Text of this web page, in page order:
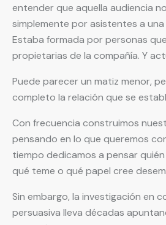
entender que aquella audiencia
simplemente por asistentes a una
Estaba formada por personas
propietarias de la compañía. Y
Puede parecer un matiz menor,
completo la relación que se
Con frecuencia construimos
pensando en lo que queremos
tiempo dedicamos a pensar
qué teme o qué papel cree
Sin embargo, la investigación en
persuasiva lleva décadas